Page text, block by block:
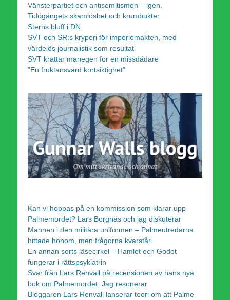
Vänsterpartiet och antisemitismen – igen.
Tidögängets skamlöshet och krumbukter
Sterns bluff i DN
SVT och SR:s kryperi för imperiemakten, med
värdelös journalistik som resultat
SVT krattar manegen för en missdådare
”En fruktansvärd kortsiktighet”
Kan vi hoppas på en kommission som klarar upp
Palmemordet? Lars Borgnäs och jag diskuterar
Mannen i den militära uniformen – Palmeutredarna
hittade honom, men frågorna kvarstår
En annan sorts läsecirkel – Hamlet och Godot
fungerar i rättspsykiatrin
Svar från Lars Renvall på recensionen av hans nya
bok om Palmemordet: Jag resonerar
Bloggaren Lars Renvall lanserar teori om att Palme